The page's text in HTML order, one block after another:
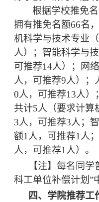
根据学校推免
拥有推免名额66名
机科学与技术专业
人）；智能科学与
可推荐14人）；网
人，可推荐9人）；
0人，可推荐13人）；
共计5人 （要求计
3人，可推荐3人；
额1人，可推荐1人
人，可推荐1人）。
【注】每名同学
科工单位补偿计划”
四、学院推荐工